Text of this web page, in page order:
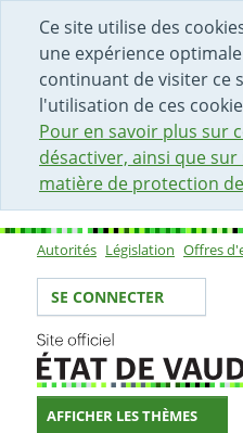
Ce site utilise des
une expérience
continuant de visiter ce
l'utilisation de ces
Pour en savoir plus sur
désactiver, ainsi que
matière de protection
DÉBUT DU CONTENU DE
ACCÈS AU CHAMP DE
PAGE D'ACCUEIL
FORMULAIRE DE
Sous-
Autorités Législation Offres
Votre identité
SE CONNECTER
AFFICHER LES THÈMES